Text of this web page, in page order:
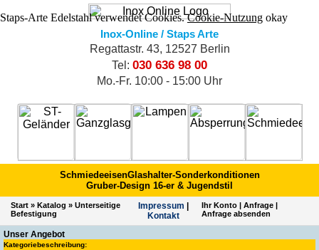
Staps-Arte Edelstahl verwendet Cookies.Cookie-Nutzung okay
Inox-Online / Staps Arte
Regattastr. 43, 12527 Berlin
Tel: 030 636 98 00
Mo.-Fr. 10:00 - 15:00 Uhr
SchmiedeeisenGlashalter-Sonderkonditionen
Gruber-Design 16-er & Jugendstil
Start » Katalog » Unterseitige
Befestigung
Impres­sum
Kontakt
Ihr Konto| Anfrage|
Anfrage absenden
Unser Angebot
Kategoriebeschreibung: